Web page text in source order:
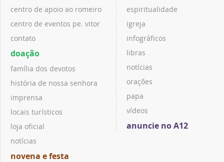
centro de apoio ao romeiro
centro de eventos pe. vitor
contato
doação
família dos devotos
história de nossa senhora
imprensa
locais turísticos
loja oficial
notícias
novena e festa
espiritualidade
igreja
infográficos
libras
notícias
orações
papa
vídeos
anuncie no A12